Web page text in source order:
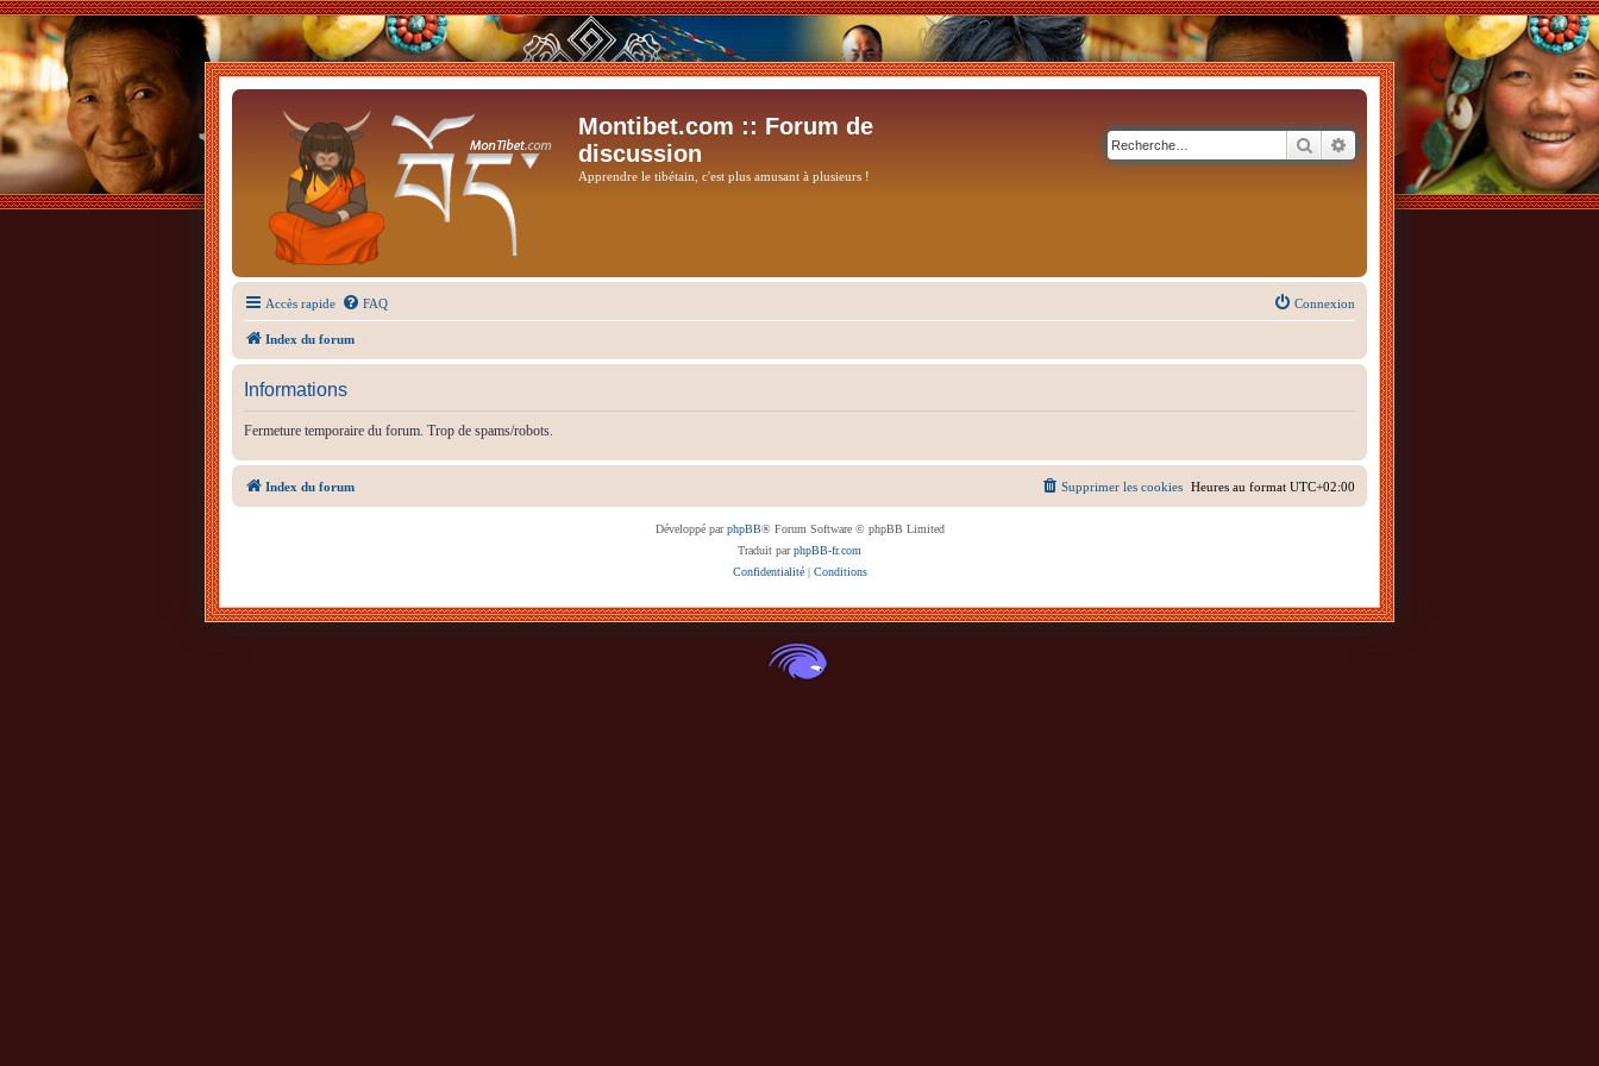
Montibet.com :: Forum de
discussion
Apprendre le tibétain, c'est plus amusant à plusieurs !
RechercherRecherche avancée
Accès rapide FAQ Connexion
Index du forum
Informations
Fermeture temporaire du forum. Trop de spams/robots.
Index du forum Heures au format UTC+02:00
Supprimer les cookies
Développé parphpBB® Forum Software © phpBB Limited
Traduit parphpBB-fr.com
Confidentialité| Conditions